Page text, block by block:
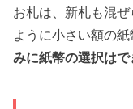
お札は、新札も混
ように小さい額の
みに紙幣の選択はで